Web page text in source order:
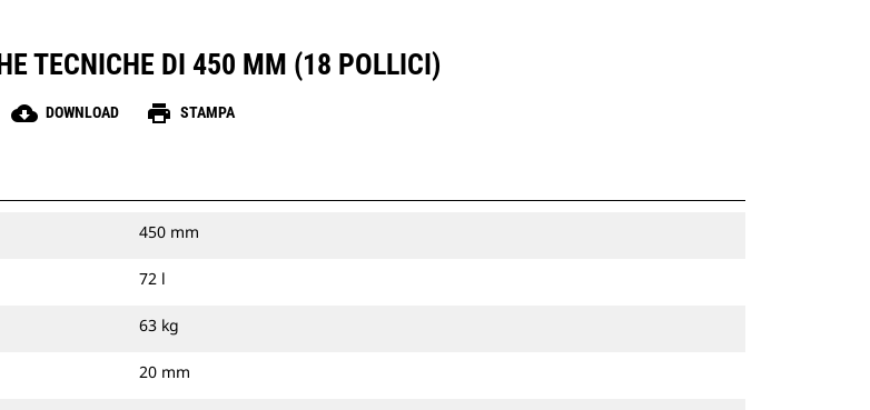
TECNICHE DI 450 MM (18 POLLICI)
cloud_download DOWNLOAD print STAMPA
450 mm
72 l
63 kg
20 mm